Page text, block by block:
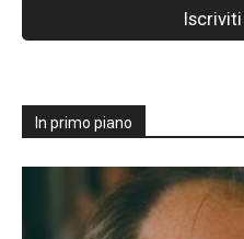
In primo piano